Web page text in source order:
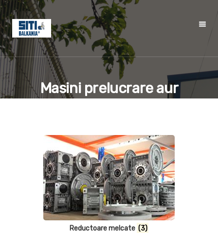
Masini prelucrare aur
Reductoare melcate (3)